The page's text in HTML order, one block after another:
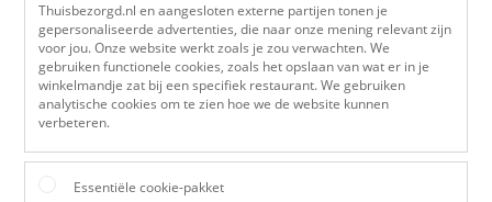
Thuisbezorgd.nl en aangesloten externe partijen tonen je
gepersonaliseerde advertenties, die naar onze mening relevant zijn
voor jou. Onze website werkt zoals je zou verwachten. We
gebruiken functionele cookies, zoals het opslaan van wat er in je
winkelmandje zat bij een specifiek restaurant. We gebruiken
analytische cookies om te zien hoe we de website kunnen
verbeteren.
Essentiële cookie-pakket